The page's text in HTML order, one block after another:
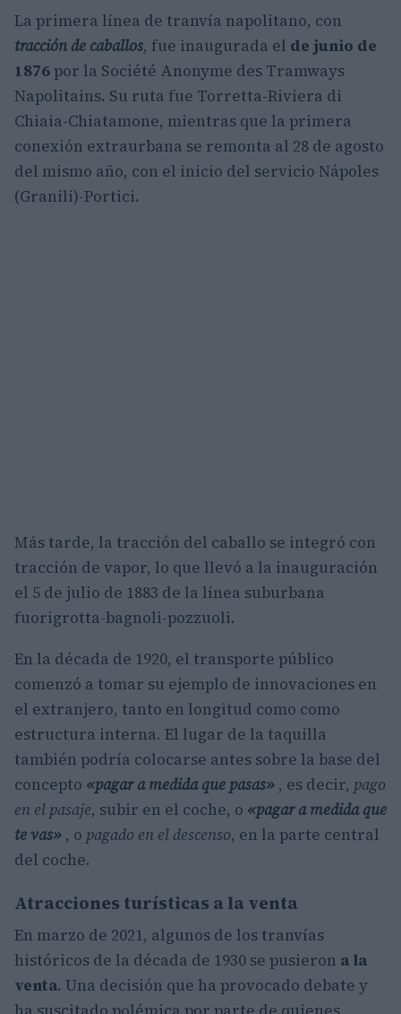
La primera línea de tranvía napolitano, con
tracción de caballos, fue inaugurada el de junio de
1876por la Société Anonyme des Tramways
Napolitains. Su ruta fue Torretta-Riviera di
Chiaia-Chiatamone, mientras que la primera
conexión extraurbana se remonta al 28 de agosto
del mismo año, con el inicio del servicio Nápoles
(Granili)-Portici.
Más tarde, la tracción del caballo se integró con
tracción de vapor, lo que llevó a la inauguración
el 5 de julio de 1883 de la línea suburbana
fuorigrotta-bagnoli-pozzuoli.
En la década de 1920, el transporte público
comenzó a tomar su ejemplo de innovaciones en
el extranjero, tanto en longitud como como
estructura interna. El lugar de la taquilla
también podría colocarse antes sobre la base del
concepto «pagar a medida que pasas» , es decir, pago
en el pasaje, subir en el coche, o «pagar a medida que
te vas» , o pagado en el descenso, en la parte central
del coche.
Atracciones turísticas a la venta
En marzo de 2021, algunos de los tranvías
históricos de la década de 1930 se pusieron a la
venta. Una decisión que ha provocado debate y